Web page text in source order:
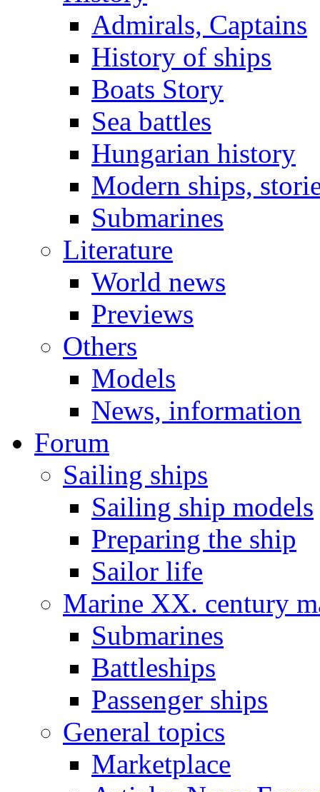
Admirals, Captains
History of ships
Boats Story
Sea battles
Hungarian history
Modern ships,
Submarines
Literature
World news
Previews
Others
Models
News, information
Forum
Sailing ships
Sailing ship models
Preparing the ship
Sailor life
Marine XX. century
Submarines
Battleships
Passenger ships
General topics
Marketplace